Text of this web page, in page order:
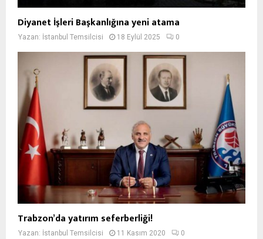
Diyanet İşleri Başkanlığına yeni atama
Yazan: İstanbul Temsilcisi 18 Eylül 2025 0
Trabzon’da yatırım seferberliği!
Yazan: İstanbul Temsilcisi 11 Kasım 2020 0